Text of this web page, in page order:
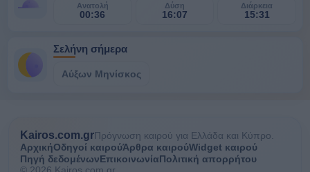
Ανατολή
00:36
Δύση
16:07
Διάρκεια
15:31
Σελήνη σήμερα
Αύξων Μηνίσκος
Kairos.com.grΠρόγνωση καιρού για Ελλάδα και Κύπρο.
ΑρχικήΟδηγοί καιρούΆρθρα καιρούWidget καιρού
Πηγή δεδομένωνΕπικοινωνίαΠολιτική απορρήτου